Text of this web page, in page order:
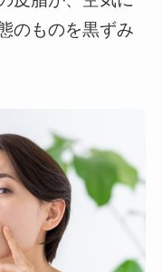
のものを黒ずみ